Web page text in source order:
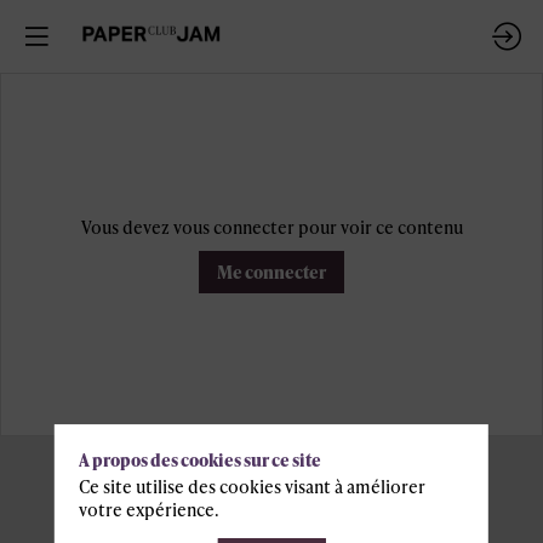
Vous devez vous connecter pour voir ce contenu
Me connecter
A propos des cookies sur ce site
Ce site utilise des cookies visant à améliorer
votre expérience.